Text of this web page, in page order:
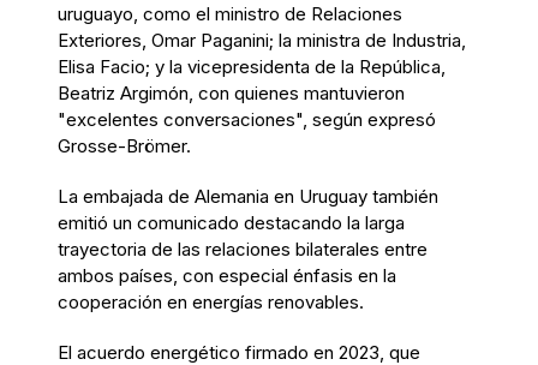
uruguayo, como el ministro de Relaciones
Exteriores, Omar Paganini; la ministra de Industria,
Elisa Facio; y la vicepresidenta de la República,
Beatriz Argimón, con quienes mantuvieron
"excelentes conversaciones", según expresó
Grosse-Brömer.
La embajada de Alemania en Uruguay también
emitió un comunicado destacando la larga
trayectoria de las relaciones bilaterales entre
ambos países, con especial énfasis en la
cooperación en energías renovables.
El acuerdo energético firmado en 2023, que